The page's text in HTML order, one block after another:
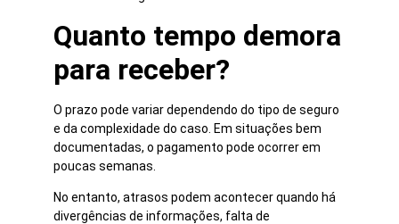
Quanto tempo demora
para receber?
O prazo pode variar dependendo do tipo de seguro
e da complexidade do caso. Em situações bem
documentadas, o pagamento pode ocorrer em
poucas semanas.
No entanto, atrasos podem acontecer quando há
divergências de informações, falta de